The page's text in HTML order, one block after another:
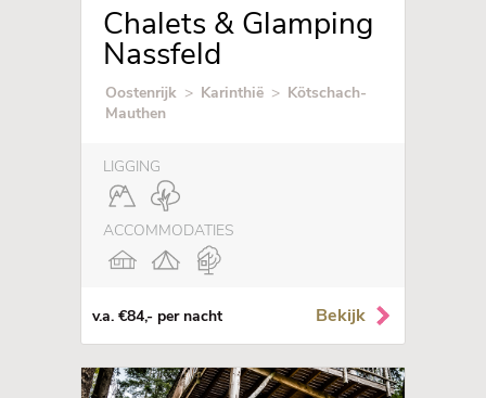
Chalets & Glamping
Nassfeld
Oostenrijk > Karinthië > Kötschach-
Mauthen
LIGGING
ACCOMMODATIES
v.a. €84,- per nacht Bekijk